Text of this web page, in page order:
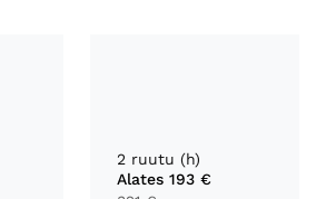
2 ruutu (h)
Alates 193 €